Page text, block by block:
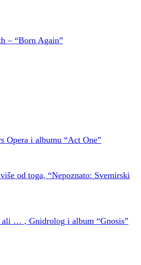
– “Born Again”
Opera i albumu “Act One”
od toga, “Nepoznato: Svemirski
ali … , Gnidrolog i album “Gnosis”